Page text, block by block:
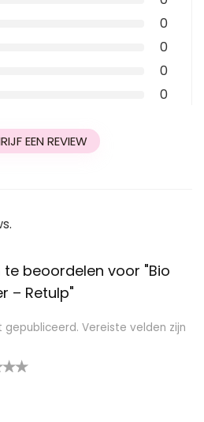
0
0
0
0
EEN REVIEW
beoordelen voor "Bio
– Retulp"
gepubliceerd. Vereiste velden zijn